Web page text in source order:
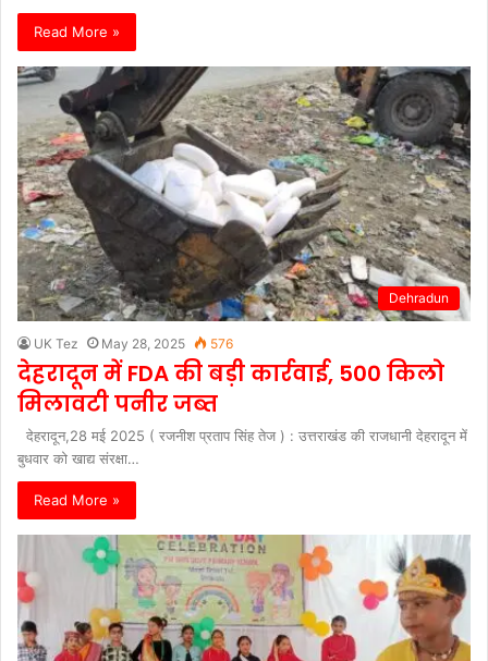
Read More »
Dehradun
UK Tez May 28, 2025 576
देहरादून में FDA की बड़ी कार्रवाई, 500 किलो
मिलावटी पनीर जब्त
देहरादून,28 मई 2025 ( रजनीश प्रताप सिंह तेज ) : उत्तराखंड की राजधानी देहरादून में
बुधवार को खाद्य संरक्षा…
Read More »